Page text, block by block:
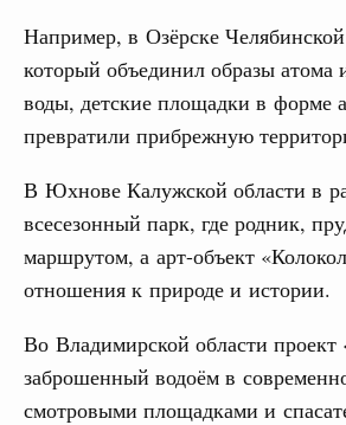
Например, в Озёрске
который объединил образы
воды, детские площадки в форме
превратили прибрежную
В Юхнове Калужской области в
всесезонный парк, где родник,
маршрутом, а арт-объект
отношения к природе и истории.
Во Владимирской области
заброшенный водоём в
смотровыми площадками и
Синхронизация
поддержки сельских
городов. Городская среда
«Единый заказчик»
и реконструкцию более
провёл заседание
чрезвычайной